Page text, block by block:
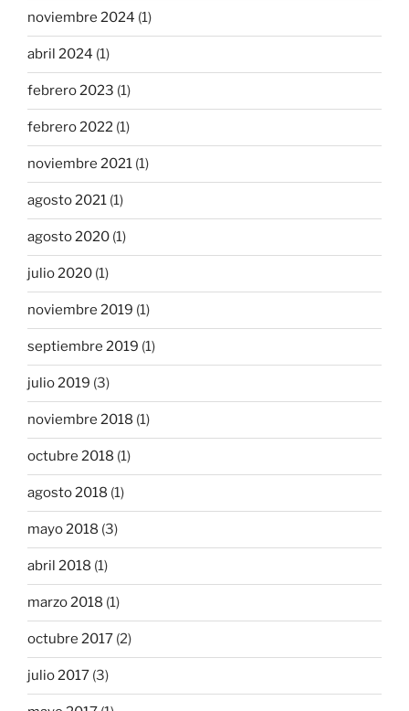
noviembre 2024 (1)
abril 2024 (1)
febrero 2023 (1)
febrero 2022 (1)
noviembre 2021 (1)
agosto 2021 (1)
agosto 2020 (1)
julio 2020 (1)
noviembre 2019 (1)
septiembre 2019 (1)
julio 2019 (3)
noviembre 2018 (1)
octubre 2018 (1)
agosto 2018 (1)
mayo 2018 (3)
abril 2018 (1)
marzo 2018 (1)
octubre 2017 (2)
julio 2017 (3)